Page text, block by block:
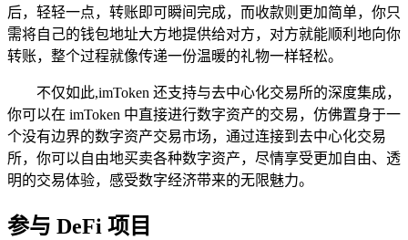
后，轻轻一点，转账即可瞬间完成，而收款则更加简单，你只
需将自己的钱包地址大方地提供给对方，对方就能顺利地向你
转账，整个过程就像传递一份温暖的礼物一样轻松。
不仅如此,imToken 还支持与去中心化交易所的深度集成，
你可以在 imToken 中直接进行数字资产的交易，仿佛置身于一
个没有边界的数字资产交易市场，通过连接到去中心化交易
所，你可以自由地买卖各种数字资产，尽情享受更加自由、透
明的交易体验，感受数字经济带来的无限魅力。
参与 DeFi 项目